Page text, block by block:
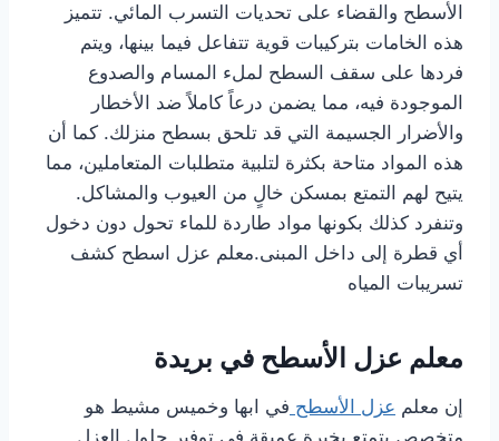
الأسطح والقضاء على تحديات التسرب المائي. تتميز
هذه الخامات بتركيبات قوية تتفاعل فيما بينها، ويتم
فردها على سقف السطح لملء المسام والصدوع
الموجودة فيه، مما يضمن درعاً كاملاً ضد الأخطار
والأضرار الجسيمة التي قد تلحق بسطح منزلك. كما أن
هذه المواد متاحة بكثرة لتلبية متطلبات المتعاملين، مما
يتيح لهم التمتع بمسكن خالٍ من العيوب والمشاكل.
وتنفرد كذلك بكونها مواد طاردة للماء تحول دون دخول
أي قطرة إلى داخل المبنى.معلم عزل اسطح كشف
تسريبات المياه
معلم عزل الأسطح في بريدة
إن معلم عزل الأسطح في ابها وخميس مشيط هو